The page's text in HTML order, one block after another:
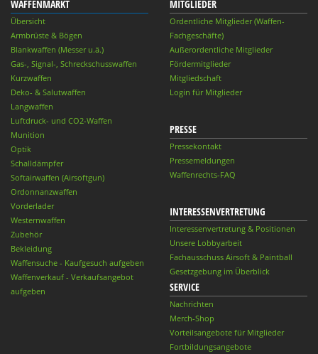
WAFFENMARKT
Übersicht
Armbrüste & Bögen
Blankwaffen (Messer u.ä.)
Gas-, Signal-, Schreckschusswaffen
Kurzwaffen
Deko- & Salutwaffen
Langwaffen
Luftdruck- und CO2-Waffen
Munition
Optik
Schalldämpfer
Softairwaffen (Airsoftgun)
Ordonnanzwaffen
Vorderlader
Westernwaffen
Zubehör
Bekleidung
Waffensuche - Kaufgesuch aufgeben
Waffenverkauf - Verkaufsangebot
aufgeben
MITGLIEDER
Ordentliche Mitglieder (Waffen-
Fachgeschäfte)
Außerordentliche Mitglieder
Fördermitglieder
Mitgliedschaft
Login für Mitglieder
PRESSE
Pressekontakt
Pressemeldungen
Waffenrechts-FAQ
INTERESSENVERTRETUNG
Interessenvertretung & Positionen
Unsere Lobbyarbeit
Fachausschuss Airsoft & Paintball
Gesetzgebung im Überblick
SERVICE
Nachrichten
Merch-Shop
Vorteilsangebote für Mitglieder
Fortbildungsangebote